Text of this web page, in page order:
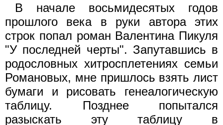
В начале восьмидесятых годов
прошлого века в руки автора этих
строк попал роман Валентина Пикуля
"У последней черты". Запутавшись в
родословных хитросплетениях семьи
Романовых, мне пришлось взять лист
бумаги и рисовать генеалогическую
таблицу. Позднее попытался
разыскать эту таблицу в